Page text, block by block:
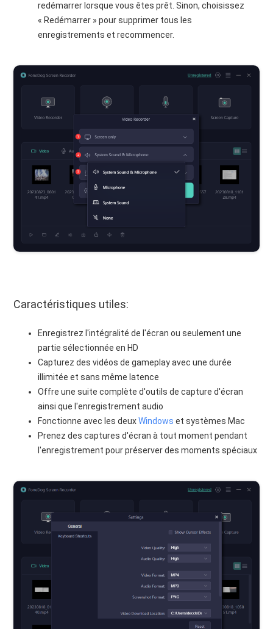
redémarrer lorsque vous êtes prêt. Sinon, choisissez
« Redémarrer » pour supprimer tous les
enregistrements et recommencer.
Caractéristiques utiles:
Enregistrez l'intégralité de l'écran ou seulement une
partie sélectionnée en HD
Capturez des vidéos de gameplay avec une durée
illimitée et sans même latence
Offre une suite complète d'outils de capture d'écran
ainsi que l'enregistrement audio
Fonctionne avec les deuxWindows et systèmes Mac
Prenez des captures d'écran à tout moment pendant
l'enregistrement pour préserver des moments spéciaux